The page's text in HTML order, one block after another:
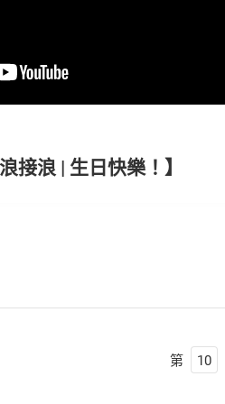
接浪 | 生日快樂！】
第